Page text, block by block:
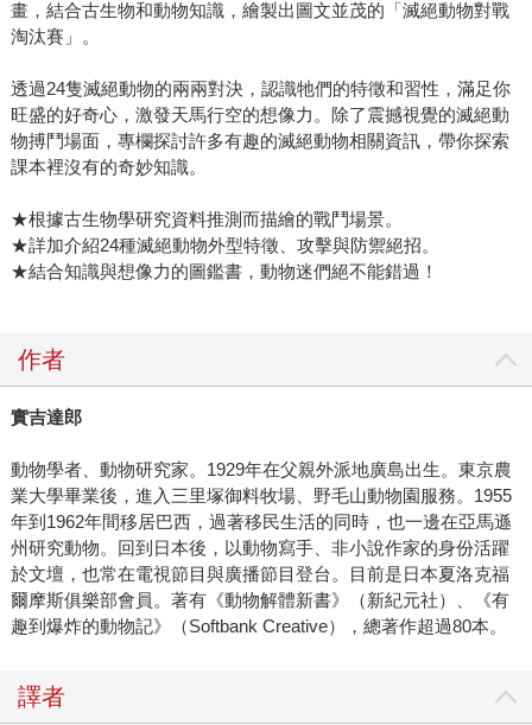
畫，結合古生物和動物知識，繪製出圖文並茂的「滅絕動物對戰
淘汰賽」。
透過24隻滅絕動物的兩兩對決，認識牠們的特徵和習性，滿足你
旺盛的好奇心，激發天馬行空的想像力。除了震撼視覺的滅絕動
物搏鬥場面，專欄探討許多有趣的滅絕動物相關資訊，帶你探索
課本裡沒有的奇妙知識。
★根據古生物學研究資料推測而描繪的戰鬥場景。
★詳加介紹24種滅絕動物外型特徵、攻擊與防禦絕招。
★結合知識與想像力的圖鑑書，動物迷們絕不能錯過！
作者
實吉達郎
動物學者、動物研究家。1929年在父親外派地廣島出生。東京農
業大學畢業後，進入三里塚御料牧場、野毛山動物園服務。1955
年到1962年間移居巴西，過著移民生活的同時，也一邊在亞馬遜
州研究動物。回到日本後，以動物寫手、非小說作家的身份活躍
於文壇，也常在電視節目與廣播節目登台。目前是日本夏洛克福
爾摩斯俱樂部會員。著有《動物解體新書》（新紀元社）、《有
趣到爆炸的動物記》（Softbank Creative），總著作超過80本。
譯者